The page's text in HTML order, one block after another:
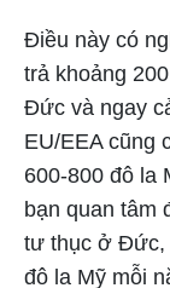
Điều này có
trả khoảng
Đức và ngay
EU/EEA cũng
600-800 đô la
bạn quan tâm
tư thục ở Đức,
đô la Mỹ mỗi